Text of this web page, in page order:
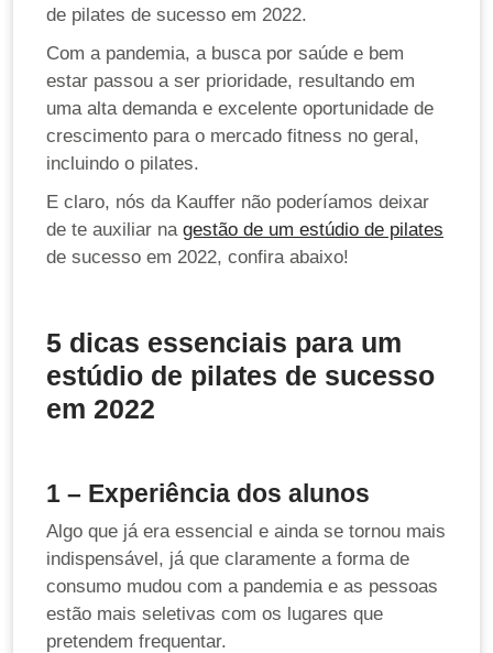
de pilates de sucesso em 2022.
Com a pandemia, a busca por saúde e bem
estar passou a ser prioridade, resultando em
uma alta demanda e excelente oportunidade de
crescimento para o mercado fitness no geral,
incluindo o pilates.
E claro, nós da Kauffer não poderíamos deixar
de te auxiliar na gestão de um estúdio de pilates
de sucesso em 2022, confira abaixo!
5 dicas essenciais para um
estúdio de pilates de sucesso
em 2022
1 – Experiência dos alunos
Algo que já era essencial e ainda se tornou mais
indispensável, já que claramente a forma de
consumo mudou com a pandemia e as pessoas
estão mais seletivas com os lugares que
pretendem frequentar.